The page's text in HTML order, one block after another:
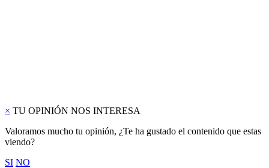
× TU OPINIÓN NOS INTERESA
Valoramos mucho tu opinión, ¿Te ha gustado el contenido que estas
viendo?
SI NO